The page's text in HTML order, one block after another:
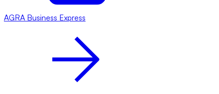
AGRA Business Express